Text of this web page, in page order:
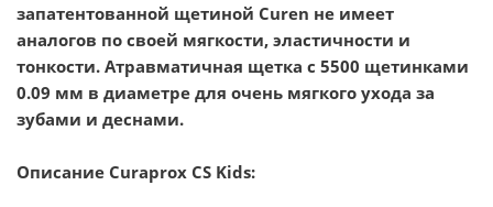
запатентованной щетиной Curen не имеет
аналогов по своей мягкости, эластичности и
тонкости. Атравматичная щетка с 5500 щетинками
0.09 мм в диаметре для очень мягкого ухода за
зубами и деснами.
Описание Curaprox CS Kids: